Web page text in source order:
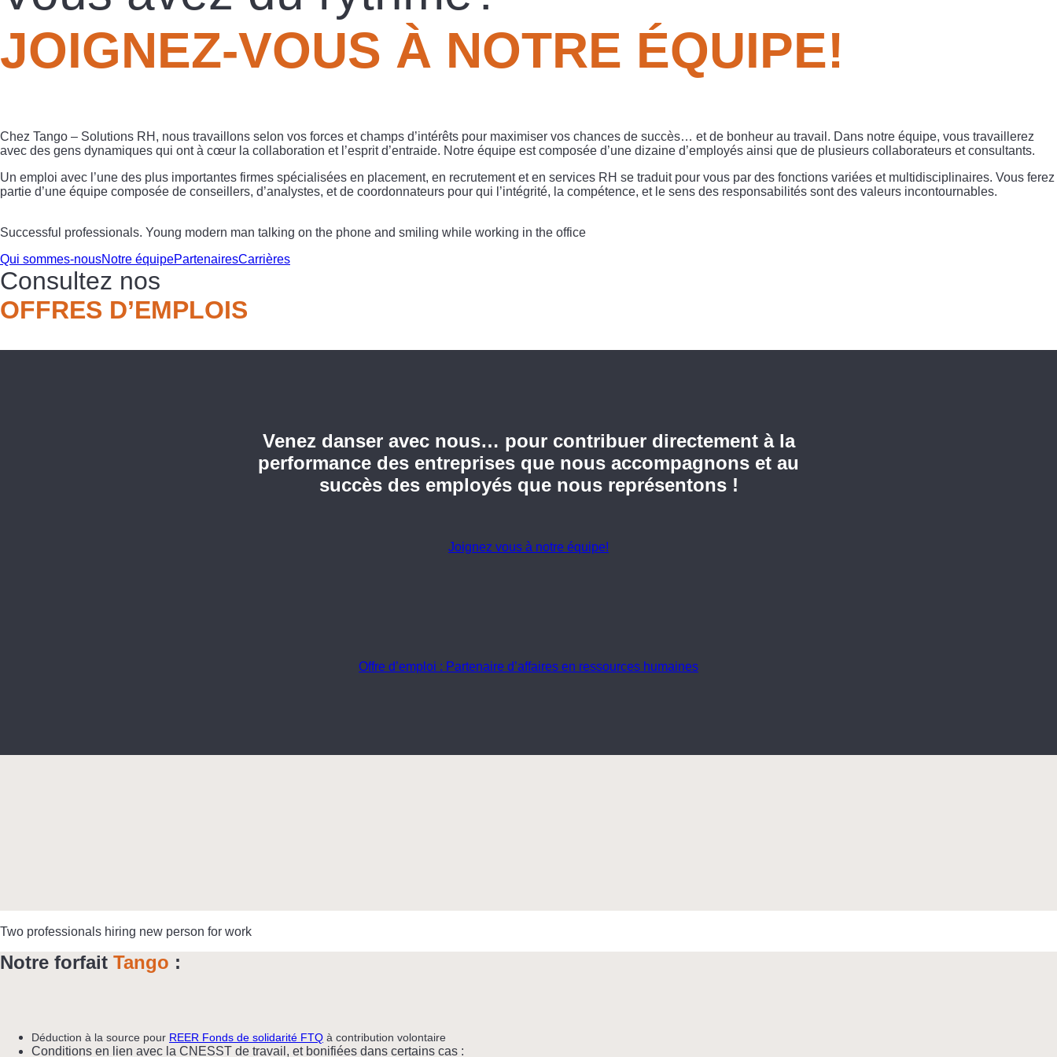
JOIGNEZ-VOUS À NOTRE ÉQUIPE!
Chez Tango – Solutions RH, nous travaillons selon vos forces et champs d’intérêts pour maximiser vos chances de succès… et de bonheur au travail. Dans notre équipe, vous travaillerez
avec des gens dynamiques qui ont à cœur la collaboration et l’esprit d’entraide. Notre équipe est composée d’une dizaine d’employés ainsi que de plusieurs collaborateurs et consultants.
Un emploi avec l’une des plus importantes firmes spécialisées en placement, en recrutement et en services RH se traduit pour vous par des fonctions variées et multidisciplinaires. Vous ferez
partie d’une équipe composée de conseillers, d’analystes, et de coordonnateurs pour qui l’intégrité, la compétence, et le sens des responsabilités sont des valeurs incontournables.
Successful professionals. Young modern man talking on the phone and smiling while working in the office
Qui sommes-nousNotre équipePartenairesCarrières
Consultez nos
OFFRES D’EMPLOIS
Venez danser avec nous… pour contribuer directement à la
performance des entreprises que nous accompagnons et au
succès des employés que nous représentons !
Joignez vous à notre équipe!
Offre d’emploi : Partenaire d’affaires en ressources humaines
Two professionals hiring new person for work
Notre forfait Tango :
Déduction à la source pour REER Fonds de solidarité FTQ à contribution volontaire
Conditions en lien avec la CNESST de travail, et bonifiées dans certains cas :